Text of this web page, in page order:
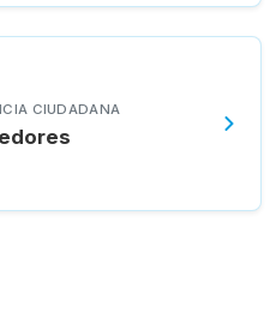
CIUDADANA